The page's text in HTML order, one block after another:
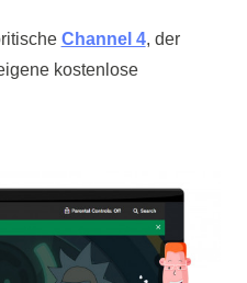
Channel 4, der
kostenlose